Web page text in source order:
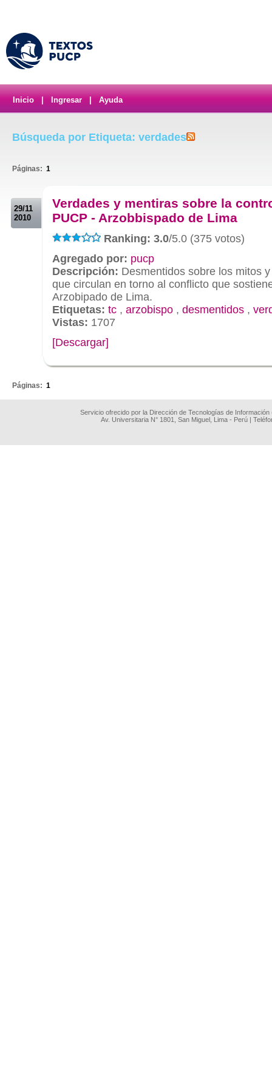
Inicio Ingresar Ayuda
Búsqueda por Etiqueta: verdades
Páginas: 1
29/11
2010
Verdades y mentiras sobre la
PUCP - Arzobbispado de Lima
Ranking: 3.0/5.0 (375 votos)
Agregado por: pucp
Descripción: Desmentidos sobre los mitos
que circulan en torno al conflicto que
Arzobipado de Lima.
Etiquetas: tc , arzobispo , desmentidos ,
Vistas: 1707
[Descargar]
Páginas: 1
Servicio ofrecido por la Dirección de Tecnologías de
Av. Universitaria N° 1801, San Miguel, Lima - Perú |